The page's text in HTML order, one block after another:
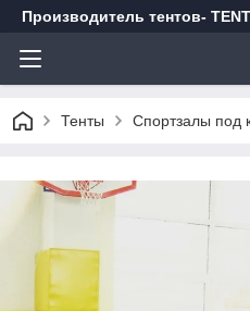
Производитель тентов-
Тенты Спортзалы под